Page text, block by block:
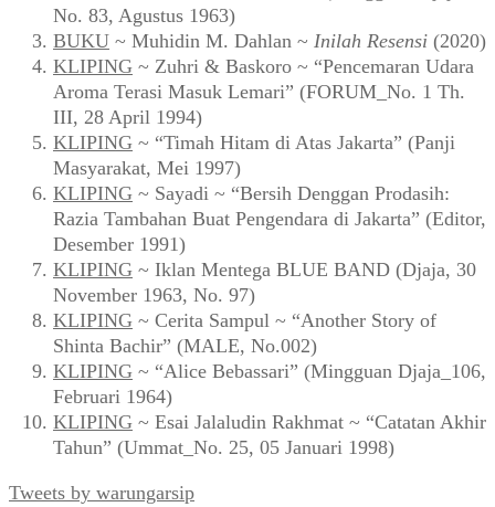
No. 83, Agustus 1963)
BUKU ~ Muhidin M. Dahlan ~ Inilah Resensi (2020)
KLIPING ~ Zuhri & Baskoro ~ “Pencemaran Udara
Aroma Terasi Masuk Lemari” (FORUM_No. 1 Th.
III, 28 April 1994)
KLIPING ~ “Timah Hitam di Atas Jakarta” (Panji
Masyarakat, Mei 1997)
KLIPING ~ Sayadi ~ “Bersih Denggan Prodasih:
Razia Tambahan Buat Pengendara di Jakarta” (Editor,
Desember 1991)
KLIPING ~ Iklan Mentega BLUE BAND (Djaja, 30
November 1963, No. 97)
KLIPING ~ Cerita Sampul ~ “Another Story of
Shinta Bachir” (MALE, No.002)
KLIPING ~ “Alice Bebassari” (Mingguan Djaja_106,
Februari 1964)
KLIPING ~ Esai Jalaludin Rakhmat ~ “Catatan Akhir
Tahun” (Ummat_No. 25, 05 Januari 1998)
Tweets by warungarsip